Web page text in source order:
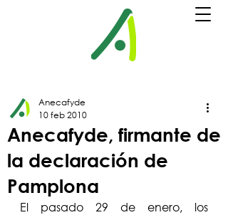
Anecafyde, firmante de
la declaración de
Pamplona
Anecafyde
10 feb 2010
El pasado 29 de enero, los